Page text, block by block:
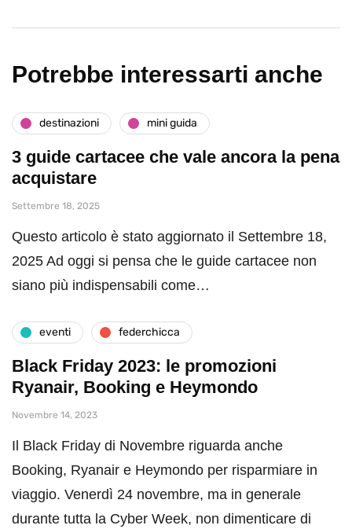
Potrebbe interessarti anche
destinazioni mini guida
3 guide cartacee che vale ancora la pena
acquistare
Settembre 18, 2025
Questo articolo è stato aggiornato il Settembre 18,
2025 Ad oggi si pensa che le guide cartacee non
siano più indispensabili come…
eventi federchicca
Black Friday 2023: le promozioni
Ryanair, Booking e Heymondo
Novembre 14, 2023
Il Black Friday di Novembre riguarda anche
Booking, Ryanair e Heymondo per risparmiare in
viaggio. Venerdì 24 novembre, ma in generale
durante tutta la Cyber Week, non dimenticare di